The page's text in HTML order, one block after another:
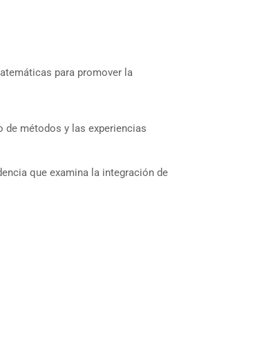
para promover la
métodos y las experiencias
que examina la integración de